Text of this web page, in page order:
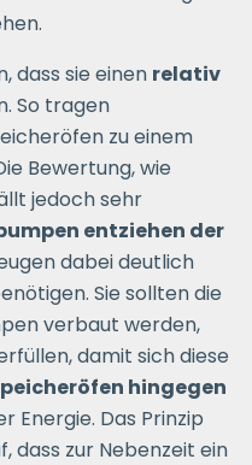
dass sie einen relativ
So tragen
zu einem
Bewertung, wie
jedoch sehr
entziehen der
dabei deutlich
Sie sollten die
verbaut werden,
damit sich diese
hingegen
Energie. Das Prinzip
dass zur Nebenzeit ein